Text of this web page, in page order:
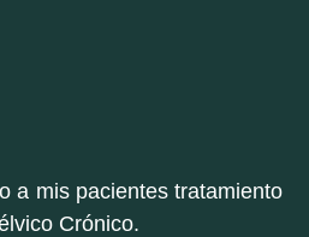
a mis pacientes tratamiento
Crónico.